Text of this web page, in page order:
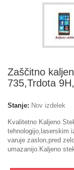
Zaščitno
735,Trdota
Stanje: Nov izdelek
Kvalitetno Kaljeno
tehnologijo,laserskim
varuje zaslon,pred
umazanijo.Kaljeno